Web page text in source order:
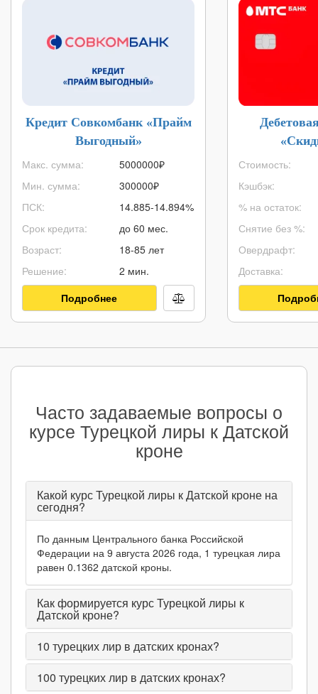
Кредит Совкомбанк «Прайм
Выгодный»
Макс. сумма:
Мин. сумма:
ПСК:
Срок кредита:
Возраст:
Решение:
5000000₽
300000₽
14.885-14.894%
до 60 мес.
18-85 лет
2 мин.
Подробнее
Стоимость:
Кэшбэк:
% на остаток:
Снятие без %:
Овердрафт:
Доставка:
Часто задаваемые вопросы о
курсе Турецкой лиры к Датской
кроне
Какой курс Турецкой лиры к Датской кроне на
сегодня?
По данным Центрального банка Российской
Федерации на 9 августа 2026 года, 1 турецкая лира
равен 0.1362 датской кроны.
Как формируется курс Турецкой лиры к
Датской кроне?
10 турецких лир в датских кронах?
100 турецких лир в датских кронах?